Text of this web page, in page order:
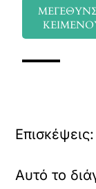
Επισκέψεις:
Αυτό το